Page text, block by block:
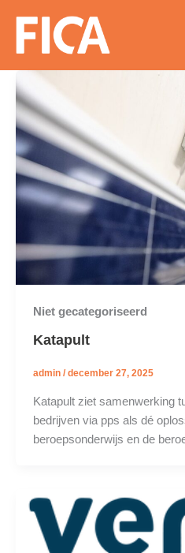
Niet gecategoriseerd
Katapult
admin /december 27, 2025
Katapult ziet samenwerking
bedrijven via pps als dé
beroepsonderwijs en de